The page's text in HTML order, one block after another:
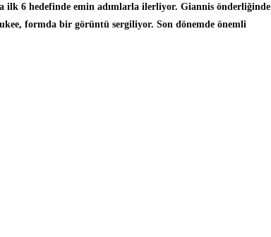
ilk 6 hedefinde emin adımlarla ilerliyor. Giannis önderliğinde
formda bir görüntü sergiliyor. Son dönemde önemli